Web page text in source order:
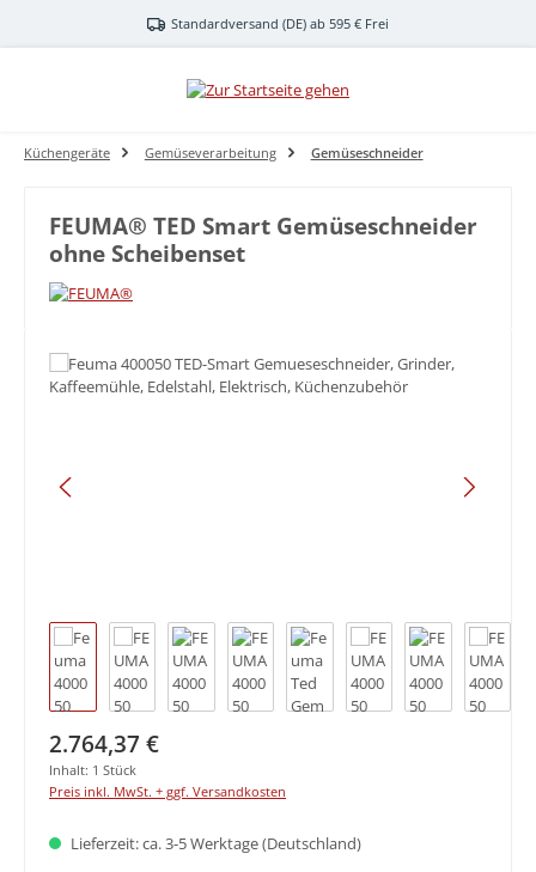
Zum Hauptinhalt springenStandardversand (DE) ab 595 € Frei
Küchengeräte Gemüseverarbeitung Gemüseschneider
FEUMA® TED Smart Gemüseschneider
ohne Scheibenset
Bildergalerie überspringen
Regulärer Preis:
2.764,37 €
Inhalt: 1 Stück
Preis inkl. MwSt. + ggf. Versandkosten
Lieferzeit: ca. 3-5 Werktage (Deutschland)